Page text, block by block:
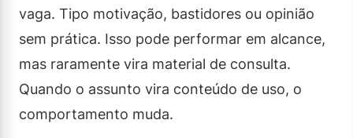
vaga. Tipo motivação, bastidores ou opinião
sem prática. Isso pode performar em alcance,
mas raramente vira material de consulta.
Quando o assunto vira conteúdo de uso, o
comportamento muda.